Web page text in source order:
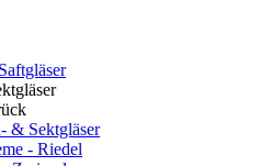
& Sektgläser
- Riedel